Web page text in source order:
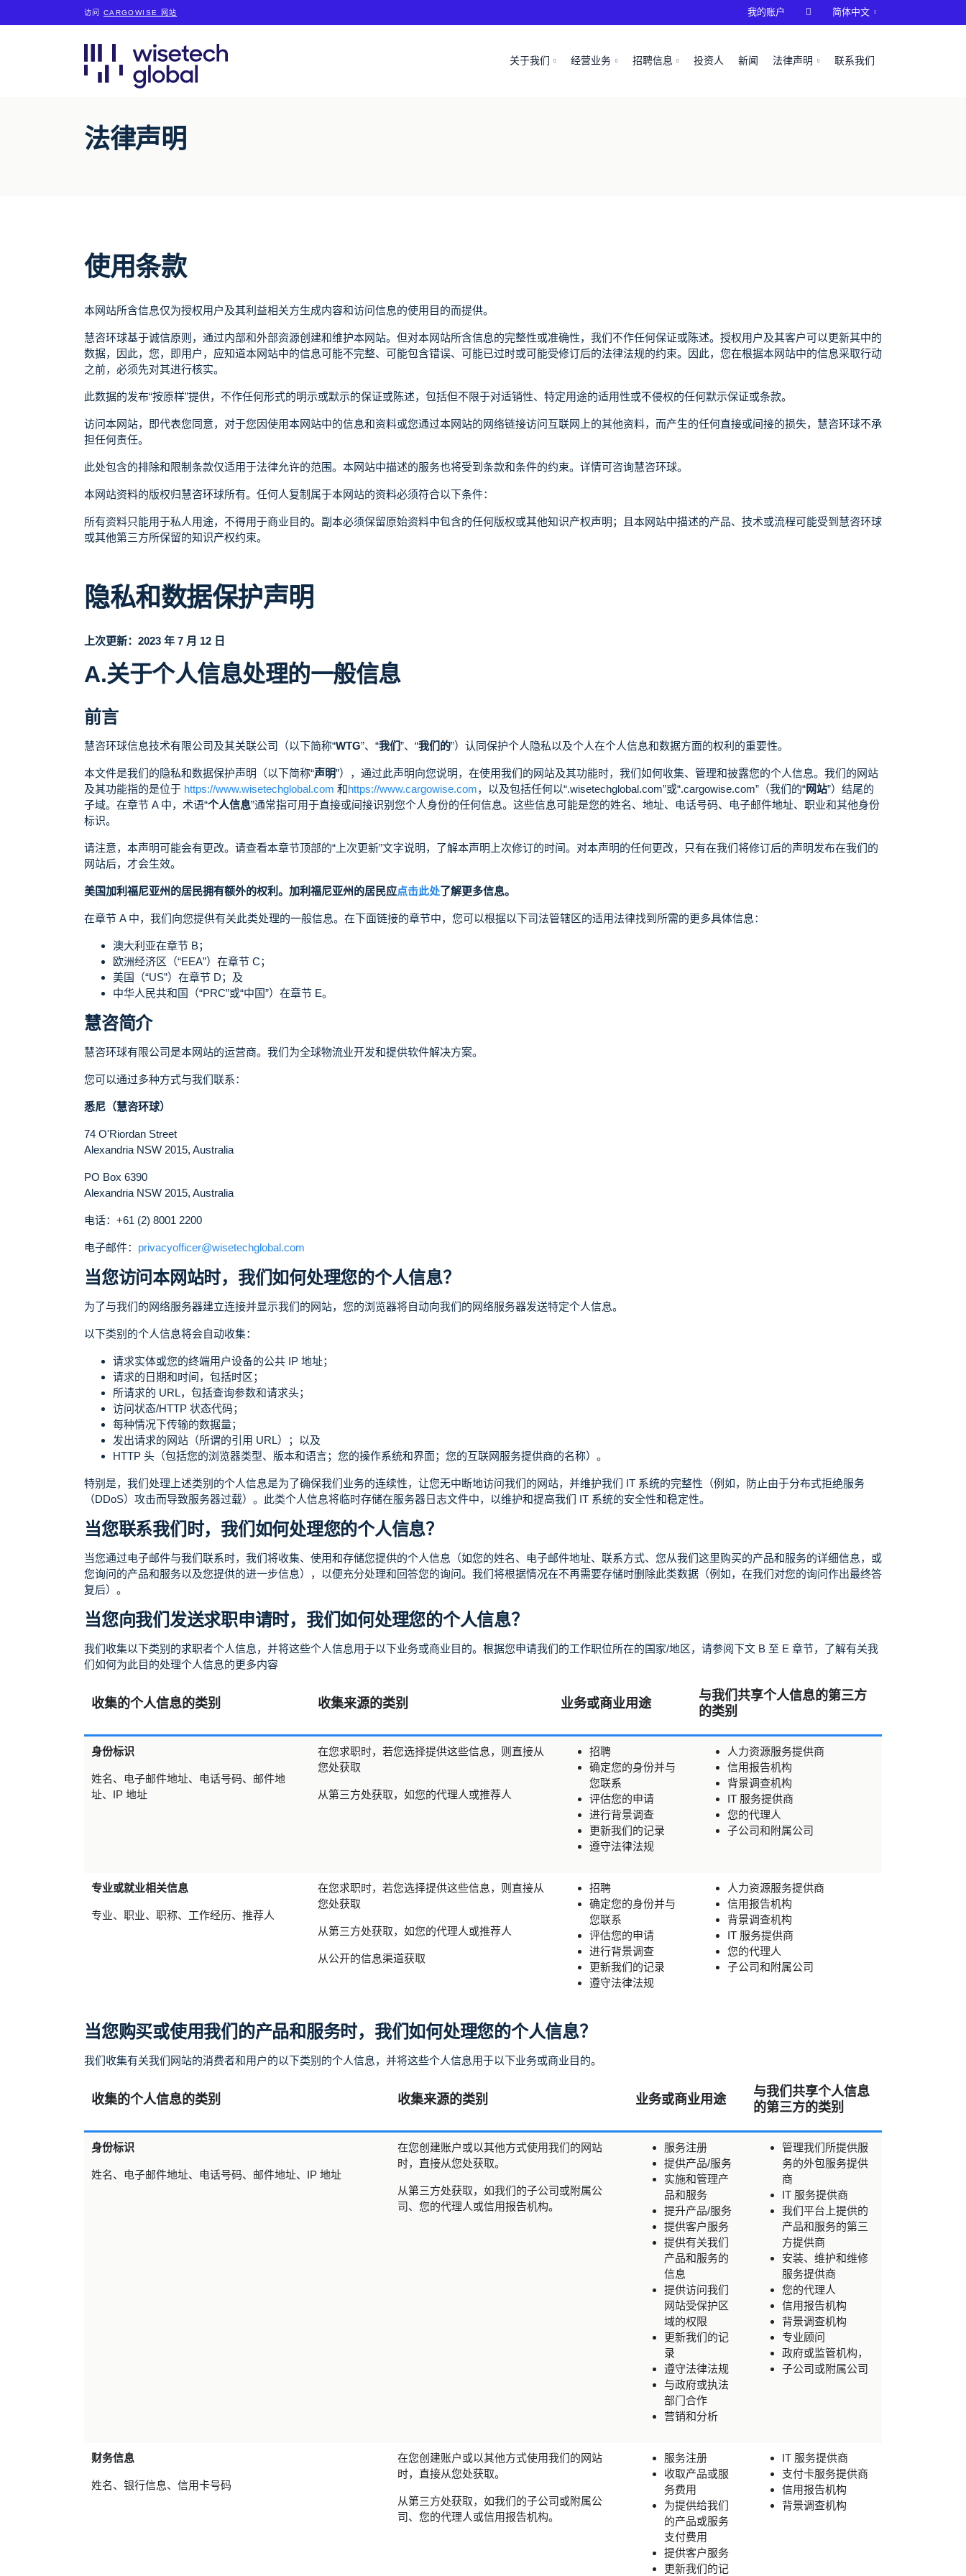
访问CARGOWISE 网站
关于我们 经营业务 招聘信息 投资人 新闻 法律声明 联系我们
我的账户  简体中文
法律声明
使用条款
本网站所含信息仅为授权用户及其利益相关方生成内容和访问信息的使用目的而提供。
慧咨环球基于诚信原则，通过内部和外部资源创建和维护本网站。但对本网站所含信息的完整性或准确性，我们不作任何保证或陈述。授权用户及其客户可以更新其中的
数据，因此，您，即用户，应知道本网站中的信息可能不完整、可能包含错误、可能已过时或可能受修订后的法律法规的约束。因此，您在根据本网站中的信息采取行动
之前，必须先对其进行核实。
此数据的发布“按原样”提供，不作任何形式的明示或默示的保证或陈述，包括但不限于对适销性、特定用途的适用性或不侵权的任何默示保证或条款。
访问本网站，即代表您同意，对于您因使用本网站中的信息和资料或您通过本网站的网络链接访问互联网上的其他资料，而产生的任何直接或间接的损失，慧咨环球不承
担任何责任。
此处包含的排除和限制条款仅适用于法律允许的范围。本网站中描述的服务也将受到条款和条件的约束。详情可咨询慧咨环球。
本网站资料的版权归慧咨环球所有。任何人复制属于本网站的资料必须符合以下条件：
所有资料只能用于私人用途，不得用于商业目的。副本必须保留原始资料中包含的任何版权或其他知识产权声明；且本网站中描述的产品、技术或流程可能受到慧咨环球
或其他第三方所保留的知识产权约束。
隐私和数据保护声明
上次更新：2023 年 7 月 12 日
A.关于个人信息处理的一般信息
前言
慧咨环球信息技术有限公司及其关联公司（以下简称“WTG”、“我们”、“我们的”）认同保护个人隐私以及个人在个人信息和数据方面的权利的重要性。
本文件是我们的隐私和数据保护声明（以下简称“声明”），通过此声明向您说明，在使用我们的网站及其功能时，我们如何收集、管理和披露您的个人信息。我们的网站
及其功能指的是位于 https://www.wisetechglobal.com 和https://www.cargowise.com，以及包括任何以“.wisetechglobal.com”或“.cargowise.com”（我们的“网站”）结尾的
子域。在章节 A 中，术语“个人信息”通常指可用于直接或间接识别您个人身份的任何信息。这些信息可能是您的姓名、地址、电话号码、电子邮件地址、职业和其他身份
标识。
请注意，本声明可能会有更改。请查看本章节顶部的“上次更新”文字说明，了解本声明上次修订的时间。对本声明的任何更改，只有在我们将修订后的声明发布在我们的
网站后，才会生效。
美国加利福尼亚州的居民拥有额外的权利。加利福尼亚州的居民应点击此处了解更多信息。
在章节 A 中，我们向您提供有关此类处理的一般信息。在下面链接的章节中，您可以根据以下司法管辖区的适用法律找到所需的更多具体信息：
澳大利亚在章节 B；
欧洲经济区（“EEA”）在章节 C；
美国（“US”）在章节 D；及
中华人民共和国（“PRC”或“中国”）在章节 E。
慧咨简介
慧咨环球有限公司是本网站的运营商。我们为全球物流业开发和提供软件解决方案。
您可以通过多种方式与我们联系：
悉尼（慧咨环球）
74 O'Riordan Street
Alexandria NSW 2015, Australia
PO Box 6390
Alexandria NSW 2015, Australia
电话：+61 (2) 8001 2200
电子邮件： privacyofficer@wisetechglobal.com
当您访问本网站时，我们如何处理您的个人信息？
为了与我们的网络服务器建立连接并显示我们的网站，您的浏览器将自动向我们的网络服务器发送特定个人信息。
以下类别的个人信息将会自动收集：
请求实体或您的终端用户设备的公共 IP 地址；
请求的日期和时间，包括时区；
所请求的 URL，包括查询参数和请求头；
访问状态/HTTP 状态代码；
每种情况下传输的数据量；
发出请求的网站（所谓的引用 URL）；以及
HTTP 头（包括您的浏览器类型、版本和语言；您的操作系统和界面；您的互联网服务提供商的名称）。
特别是，我们处理上述类别的个人信息是为了确保我们业务的连续性，让您无中断地访问我们的网站，并维护我们 IT 系统的完整性（例如，防止由于分布式拒绝服务
（DDoS）攻击而导致服务器过载）。此类个人信息将临时存储在服务器日志文件中，以维护和提高我们 IT 系统的安全性和稳定性。
当您联系我们时，我们如何处理您的个人信息？
当您通过电子邮件与我们联系时，我们将收集、使用和存储您提供的个人信息（如您的姓名、电子邮件地址、联系方式、您从我们这里购买的产品和服务的详细信息，或
您询问的产品和服务以及您提供的进一步信息），以便充分处理和回答您的询问。我们将根据情况在不再需要存储时删除此类数据（例如，在我们对您的询问作出最终答
复后）。
当您向我们发送求职申请时，我们如何处理您的个人信息？
我们收集以下类别的求职者个人信息，并将这些个人信息用于以下业务或商业目的。根据您申请我们的工作职位所在的国家/地区，请参阅下文 B 至 E 章节，了解有关我
们如何为此目的处理个人信息的更多内容
收集的个人信息的类别 收集来源的类别 业务或商业用途
与我们共享个人信息的第三方
的类别
身份标识
姓名、电子邮件地址、电话号码、邮件地
址、IP 地址
在您求职时，若您选择提供这些信息，则直接从
您处获取
从第三方处获取，如您的代理人或推荐人
招聘
确定您的身份并与
您联系
评估您的申请
进行背景调查
更新我们的记录
遵守法律法规
人力资源服务提供商
信用报告机构
背景调查机构
IT 服务提供商
您的代理人
子公司和附属公司
专业或就业相关信息
专业、职业、职称、工作经历、推荐人
在您求职时，若您选择提供这些信息，则直接从
您处获取
从第三方处获取，如您的代理人或推荐人
从公开的信息渠道获取
招聘
确定您的身份并与
您联系
评估您的申请
进行背景调查
更新我们的记录
遵守法律法规
人力资源服务提供商
信用报告机构
背景调查机构
IT 服务提供商
您的代理人
子公司和附属公司
当您购买或使用我们的产品和服务时，我们如何处理您的个人信息？
我们收集有关我们网站的消费者和用户的以下类别的个人信息，并将这些个人信息用于以下业务或商业目的。
收集的个人信息的类别 收集来源的类别 业务或商业用途
与我们共享个人信息
的第三方的类别
身份标识
姓名、电子邮件地址、电话号码、邮件地址、IP 地址
在您创建账户或以其他方式使用我们的网站
时，直接从您处获取。
从第三方处获取，如我们的子公司或附属公
司、您的代理人或信用报告机构。
服务注册
提供产品/服务
实施和管理产
品和服务
提升产品/服务
提供客户服务
提供有关我们
产品和服务的
信息
提供访问我们
网站受保护区
域的权限
更新我们的记
录
遵守法律法规
与政府或执法
部门合作
营销和分析
管理我们所提供服
务的外包服务提供
商
IT 服务提供商
我们平台上提供的
产品和服务的第三
方提供商
安装、维护和维修
服务提供商
您的代理人
信用报告机构
背景调查机构
专业顾问
政府或监管机构，
子公司或附属公司
财务信息
姓名、银行信息、信用卡号码
在您创建账户或以其他方式使用我们的网站
时，直接从您处获取。
从第三方处获取，如我们的子公司或附属公
司、您的代理人或信用报告机构。
服务注册
收取产品或服
务费用
为提供给我们
的产品或服务
支付费用
提供客户服务
更新我们的记
IT 服务提供商
支付卡服务提供商
信用报告机构
背景调查机构